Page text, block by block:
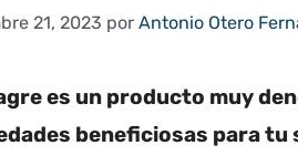
21, 2023 por Antonio Otero
es un producto muy
beneficiosas para tu